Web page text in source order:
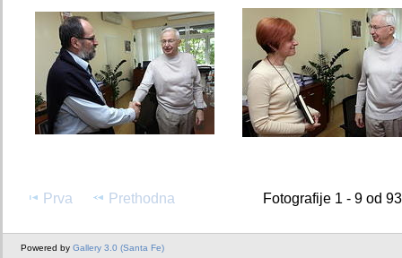
Prva Prethodna Fotografije 1 - 9 od 93
Powered by Gallery 3.0 (Santa Fe)